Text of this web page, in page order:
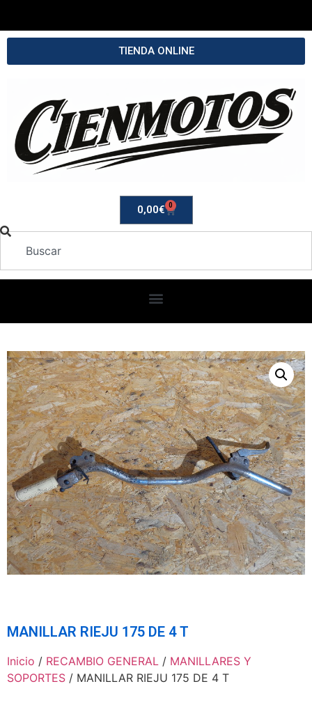
TIENDA ONLINE
0,00€ 0
MANILLAR RIEJU 175 DE 4 T
Inicio / RECAMBIO GENERAL / MANILLARES Y
SOPORTES / MANILLAR RIEJU 175 DE 4 T